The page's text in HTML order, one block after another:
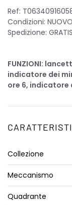
Ref:
Condizioni:
Spedizione: GRATIS
FUNZIONI:
indicatore dei
ore 6, indicatore
Collezione
Meccanismo
Quadrante